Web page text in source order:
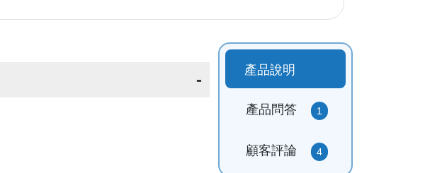
產品說明
產品問答 1
顧客評論 4